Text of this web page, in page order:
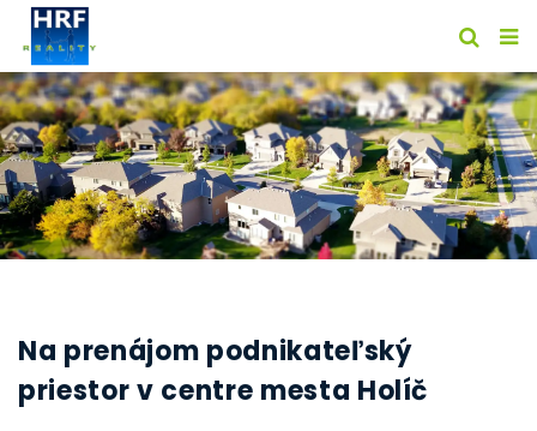
Na prenájom podnikateľský
priestor v centre mesta Holíč